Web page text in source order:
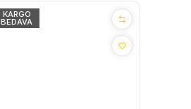
KARGO
BEDAVA